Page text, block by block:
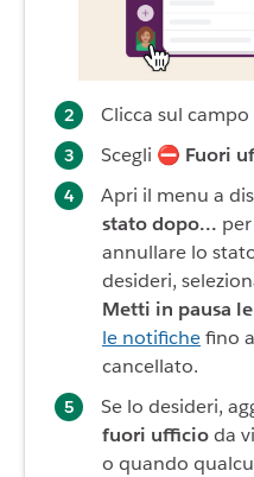
Clicca sul campo
Scegli ⛔ Fuori
Apri il menu a
stato dopo...
annullare lo
desideri,
Metti in pausa
le notifichefino
cancellato.
Se lo desideri,
fuori ufficioda
o quando